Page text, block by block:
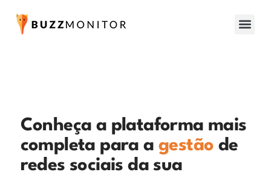
Conheça a plataforma mais
completa para a gestão de
redes sociais da sua